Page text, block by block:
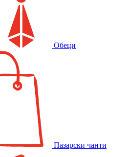
Обеци
Пазарски чанти